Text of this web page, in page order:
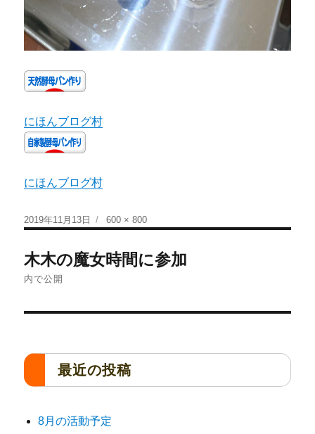
にほんブログ村
にほんブログ村
2019年11月13日 600 × 800
木木の魔女時間に参加
内で公開
最近の投稿
8月の活動予定